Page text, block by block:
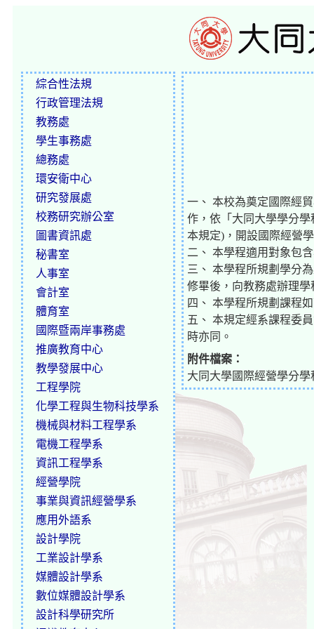
綜合性法規
行政管理法規
教務處
學生事務處
總務處
環安衛中心
研究發展處
校務研究辦公室
圖書資訊處
秘書室
人事室
會計室
體育室
國際暨兩岸事務處
推廣教育中心
教學發展中心
工程學院
化學工程與生物科技學系
機械與材料工程學系
電機工程學系
資訊工程學系
經營學院
事業與資訊經營學系
應用外語系
設計學院
工業設計學系
媒體設計學系
數位媒體設計學系
設計科學研究所
一、 本校為奠定國際經
作，依「大同大學學分
本規定)，開設國際經營
二、 本學程適用對象包
三、 本學程所規劃學分
修畢後，向教務處辦理
四、 本學程所規劃課程
五、 本規定經系課程委
時亦同。
附件檔案：
大同大學國際經營學分